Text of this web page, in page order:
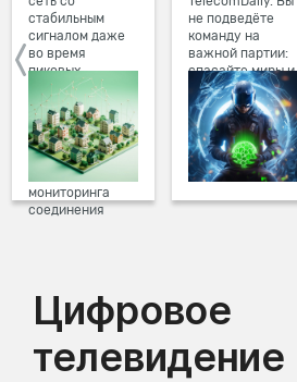
стабильным
сигналом даже
во время
пиковых
нагрузок в
вечернее время.
Мы постоянно
обновляем наше
оборудование в
домах, а система
мониторинга
соединения
не подведёте
команду на
важной партии:
спасайте миры и
побеждайте с
друзьями в
онлайн-играх.
Цифровое
телевидение